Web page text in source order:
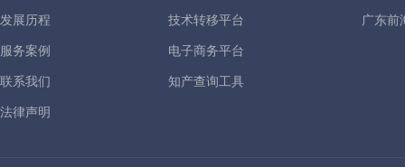
发展历程
服务案例
联系我们
法律声明
技术转移平台
电子商务平台
知产查询工具
广东前